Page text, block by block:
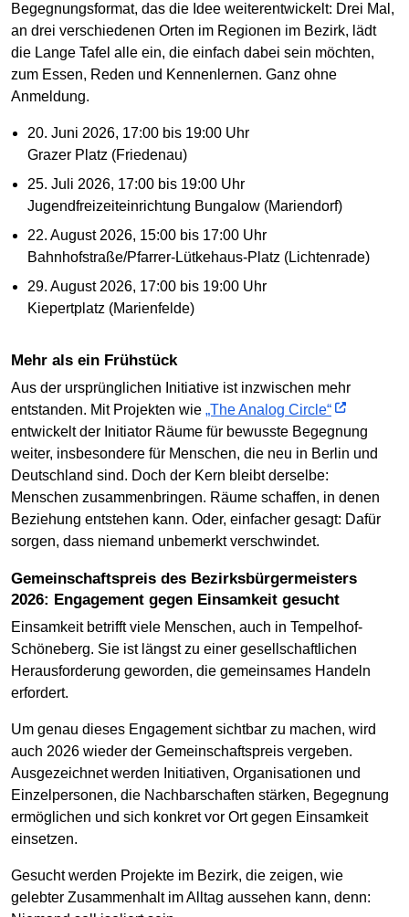
Begegnungsformat, das die Idee weiterentwickelt: Drei Mal,
an drei verschiedenen Orten im Regionen im Bezirk, lädt
die Lange Tafel alle ein, die einfach dabei sein möchten,
zum Essen, Reden und Kennenlernen. Ganz ohne
Anmeldung.
20. Juni 2026, 17:00 bis 19:00 Uhr
Grazer Platz (Friedenau)
25. Juli 2026, 17:00 bis 19:00 Uhr
Jugendfreizeiteinrichtung Bungalow (Mariendorf)
22. August 2026, 15:00 bis 17:00 Uhr
Bahnhofstraße/Pfarrer-Lütkehaus-Platz (Lichtenrade)
29. August 2026, 17:00 bis 19:00 Uhr
Kiepertplatz (Marienfelde)
Mehr als ein Frühstück
Aus der ursprünglichen Initiative ist inzwischen mehr
entstanden. Mit Projekten wie „The Analog Circle“
entwickelt der Initiator Räume für bewusste Begegnung
weiter, insbesondere für Menschen, die neu in Berlin und
Deutschland sind. Doch der Kern bleibt derselbe:
Menschen zusammenbringen. Räume schaffen, in denen
Beziehung entstehen kann. Oder, einfacher gesagt: Dafür
sorgen, dass niemand unbemerkt verschwindet.
Gemeinschaftspreis des Bezirksbürgermeisters
2026: Engagement gegen Einsamkeit gesucht
Einsamkeit betrifft viele Menschen, auch in Tempelhof-
Schöneberg. Sie ist längst zu einer gesellschaftlichen
Herausforderung geworden, die gemeinsames Handeln
erfordert.
Um genau dieses Engagement sichtbar zu machen, wird
auch 2026 wieder der Gemeinschaftspreis vergeben.
Ausgezeichnet werden Initiativen, Organisationen und
Einzelpersonen, die Nachbarschaften stärken, Begegnung
ermöglichen und sich konkret vor Ort gegen Einsamkeit
einsetzen.
Gesucht werden Projekte im Bezirk, die zeigen, wie
gelebter Zusammenhalt im Alltag aussehen kann, denn: